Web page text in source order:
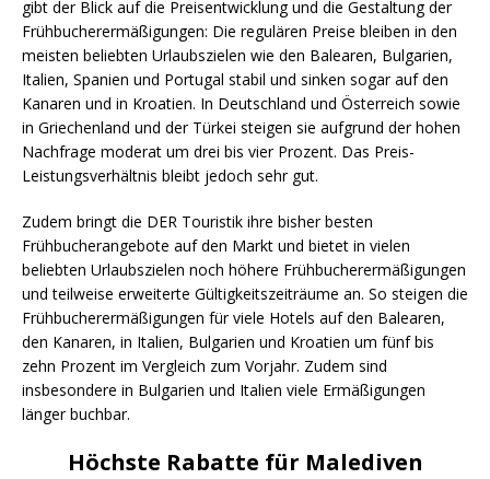
gibt der Blick auf die Preisentwicklung und die Gestaltung der
Frühbucherermäßigungen: Die regulären Preise bleiben in den
meisten beliebten Urlaubszielen wie den Balearen, Bulgarien,
Italien, Spanien und Portugal stabil und sinken sogar auf den
Kanaren und in Kroatien. In Deutschland und Österreich sowie
in Griechenland und der Türkei steigen sie aufgrund der hohen
Nachfrage moderat um drei bis vier Prozent. Das Preis-
Leistungsverhältnis bleibt jedoch sehr gut.
Zudem bringt die DER Touristik ihre bisher besten
Frühbucherangebote auf den Markt und bietet in vielen
beliebten Urlaubszielen noch höhere Frühbucherermäßigungen
und teilweise erweiterte Gültigkeitszeiträume an. So steigen die
Frühbucherermäßigungen für viele Hotels auf den Balearen,
den Kanaren, in Italien, Bulgarien und Kroatien um fünf bis
zehn Prozent im Vergleich zum Vorjahr. Zudem sind
insbesondere in Bulgarien und Italien viele Ermäßigungen
länger buchbar.
Höchste Rabatte für Malediven